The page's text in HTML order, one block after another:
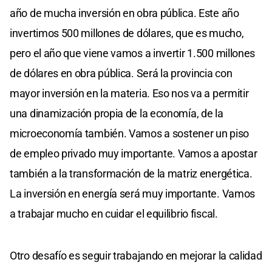
año de mucha inversión en obra pública. Este año
invertimos 500 millones de dólares, que es mucho,
pero el año que viene vamos a invertir 1.500 millones
de dólares en obra pública. Será la provincia con
mayor inversión en la materia. Eso nos va a permitir
una dinamización propia de la economía, de la
microeconomía también. Vamos a sostener un piso
de empleo privado muy importante. Vamos a apostar
también a la transformación de la matriz energética.
La inversión en energía será muy importante. Vamos
a trabajar mucho en cuidar el equilibrio fiscal.
Otro desafío es seguir trabajando en mejorar la calidad